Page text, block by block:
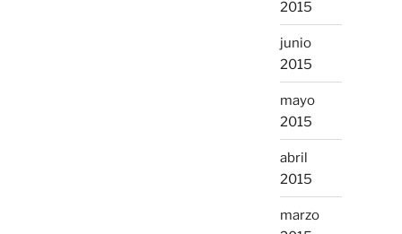
2015
junio
2015
mayo
2015
abril
2015
marzo